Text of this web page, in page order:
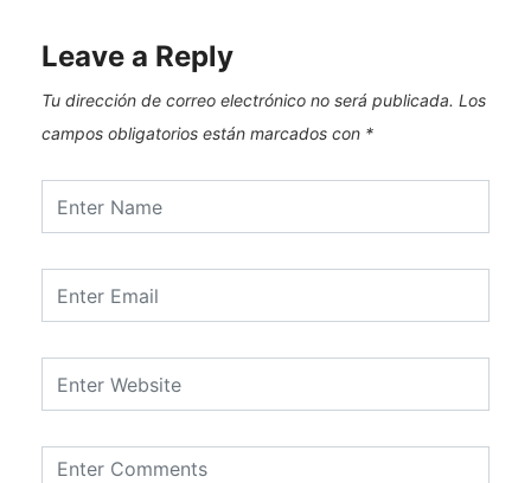
Leave a Reply
Tu dirección de correo electrónico no será publicada. Los
campos obligatorios están marcados con *